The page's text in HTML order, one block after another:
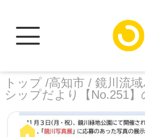
トップ /高知市 / 鏡川流
シップだより【No.251
facebook